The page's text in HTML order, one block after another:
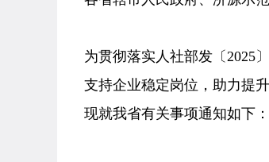
为贯彻落实人社部发〔2025
支持企业稳定岗位，助力提
现就我省有关事项通知如下：